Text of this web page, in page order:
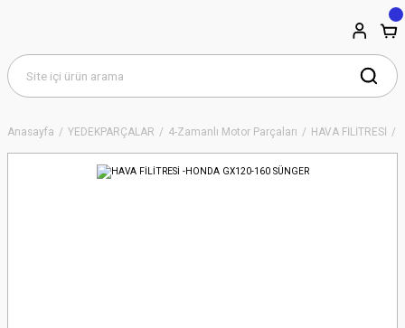
Anasayfa YEDEKPARÇALAR 4-Zamanlı Motor Parçaları HAVA FİLİTRESİ